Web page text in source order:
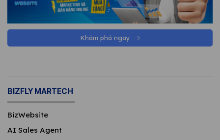
Khám phá ngay
BIZFLY MARTECH
BizWebsite
AI Sales Agent